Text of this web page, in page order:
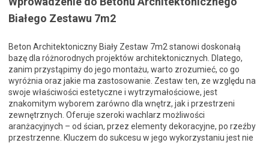
Białego Zestawu 7m2
Beton Architektoniczny Biały Zestaw 7m2 stanowi doskonałą
bazę dla różnorodnych projektów architektonicznych. Dlatego,
zanim przystąpimy do jego montażu, warto zrozumieć, co go
wyróżnia oraz jakie ma zastosowanie. Zestaw ten, ze względu na
swoje właściwości estetyczne i wytrzymałościowe, jest
znakomitym wyborem zarówno dla wnętrz, jak i przestrzeni
zewnętrznych. Oferuje szeroki wachlarz możliwości
aranżacyjnych – od ścian, przez elementy dekoracyjne, po rzeźby
przestrzenne. Kluczem do sukcesu w jego wykorzystaniu jest nie